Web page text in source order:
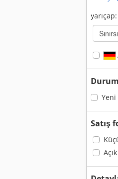
yarıçap:
Durum
Yeni
Satış